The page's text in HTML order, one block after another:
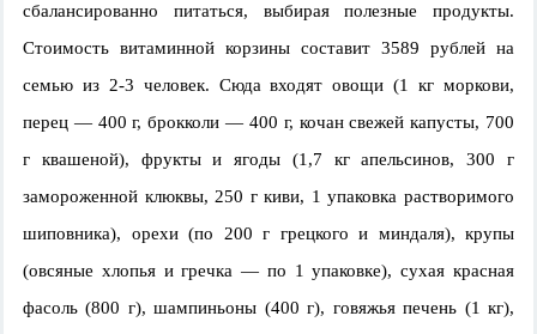
сбалансированно питаться, выбирая полезные продукты.
Стоимость витаминной корзины составит 3589 рублей на
семью из 2-3 человек. Сюда входят овощи (1 кг моркови,
перец — 400 г, брокколи — 400 г, кочан свежей капусты, 700
г квашеной), фрукты и ягоды (1,7 кг апельсинов, 300 г
замороженной клюквы, 250 г киви, 1 упаковка растворимого
шиповника), орехи (по 200 г грецкого и миндаля), крупы
(овсяные хлопья и гречка — по 1 упаковке), сухая красная
фасоль (800 г), шампиньоны (400 г), говяжья печень (1 кг),